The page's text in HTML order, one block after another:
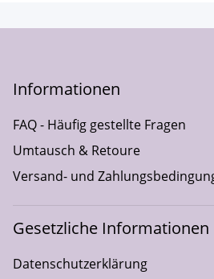
Informationen
FAQ - Häufig gestellte Fragen
Umtausch & Retoure
Versand- und
Gesetzliche Informationen
Datenschutzerklärung